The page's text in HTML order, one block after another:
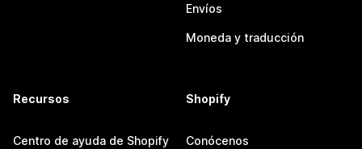
Envíos
Moneda y traducción
Recursos
Centro de ayuda de Shopify
Shopify
Conócenos